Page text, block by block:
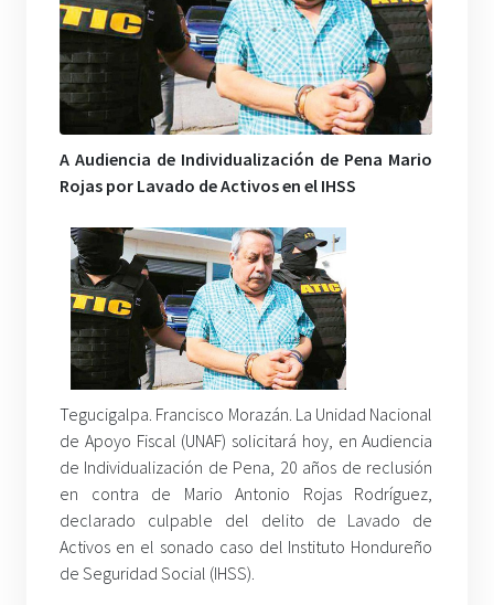
A Audiencia de Individualización de Pena Mario
Rojas por Lavado de Activos en el IHSS
Tegucigalpa. Francisco Morazán. La Unidad Nacional
de Apoyo Fiscal (UNAF) solicitará hoy, en Audiencia
de Individualización de Pena, 20 años de reclusión
en contra de Mario Antonio Rojas Rodríguez,
declarado culpable del delito de Lavado de
Activos en el sonado caso del Instituto Hondureño
de Seguridad Social (IHSS).